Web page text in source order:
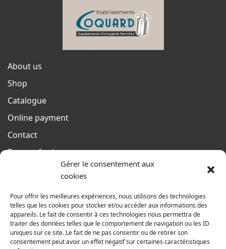
Gérer le consentement aux
cookies
Pour offrir les meilleures expériences, nous utilisons des technologies
telles que les cookies pour stocker et/ou accéder aux informations des
appareils. Le fait de consentir à ces technologies nous permettra de
traiter des données telles que le comportement de navigation ou les ID
uniques sur ce site. Le fait de ne pas consentir ou de retirer son
consentement peut avoir un effet négatif sur certaines caractéristiques
About us
Shop
Catalogue
Online payment
Contact
Terms of sales
From monday to thursday
From 8h to 12h30 and from 13h30 to 17h20
On friday
From 8h to 12h30 and from 13h30 to 16h